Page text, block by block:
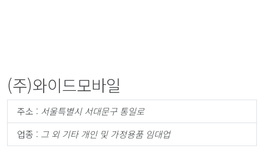
(주)와이드모바일
주소 : 서울특별시 서대문구 통일로
업종 : 그 외 기타 개인 및 가정용품 임대업